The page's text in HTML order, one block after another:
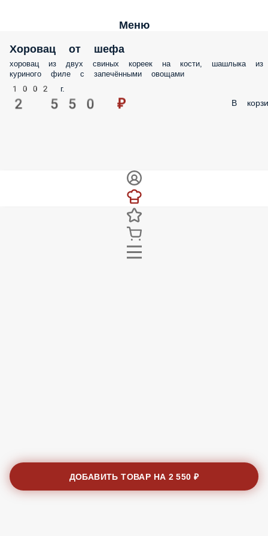
Меню
Хоровац от шефа
хоровац из двух свиных кореек на кости, шашлыка из
куриного филе с запечёнными овощами
1002 г.
2 550 ₽ В
ДОБАВИТЬ ТОВАР НА 2 550 ₽